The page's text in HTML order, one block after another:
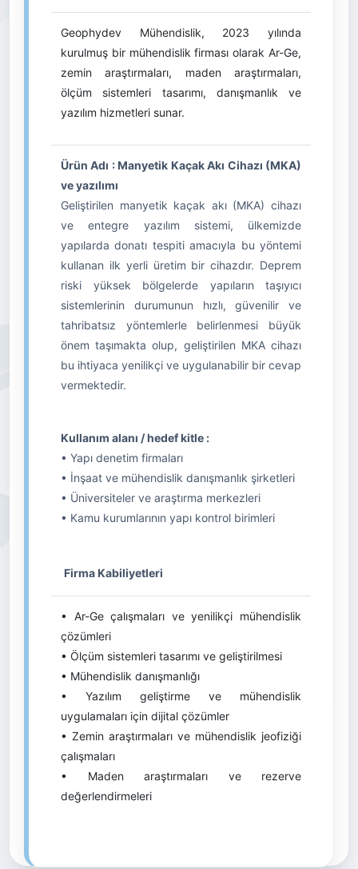
Geophydev Mühendislik, 2023 yılında
kurulmuş bir mühendislik firması olarak Ar-Ge,
zemin araştırmaları, maden araştırmaları,
ölçüm sistemleri tasarımı, danışmanlık ve
yazılım hizmetleri sunar.
Ürün Adı : Manyetik Kaçak Akı Cihazı (MKA)
ve yazılımı
Geliştirilen manyetik kaçak akı (MKA) cihazı
ve entegre yazılım sistemi, ülkemizde
yapılarda donatı tespiti amacıyla bu yöntemi
kullanan ilk yerli üretim bir cihazdır. Deprem
riski yüksek bölgelerde yapıların taşıyıcı
sistemlerinin durumunun hızlı, güvenilir ve
tahribatsız yöntemlerle belirlenmesi büyük
önem taşımakta olup, geliştirilen MKA cihazı
bu ihtiyaca yenilikçi ve uygulanabilir bir cevap
vermektedir.
Kullanım alanı / hedef kitle :
• Yapı denetim firmaları
• İnşaat ve mühendislik danışmanlık şirketleri
• Üniversiteler ve araştırma merkezleri
• Kamu kurumlarının yapı kontrol birimleri
Firma Kabiliyetleri
• Ar-Ge çalışmaları ve yenilikçi mühendislik
çözümleri
• Ölçüm sistemleri tasarımı ve geliştirilmesi
• Mühendislik danışmanlığı
• Yazılım geliştirme ve mühendislik
uygulamaları için dijital çözümler
• Zemin araştırmaları ve mühendislik jeofiziği
çalışmaları
• Maden araştırmaları ve rezerve
değerlendirmeleri